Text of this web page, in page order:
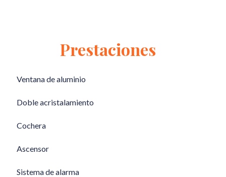
Prestaciones
Ventana de aluminio
Doble acristalamiento
Cochera
Ascensor
Sistema de alarma